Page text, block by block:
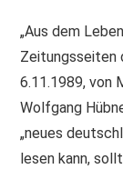
„Aus dem
Zeitungsseiten
6.11.1989, von
Wolfgang
„neues
lesen kann,